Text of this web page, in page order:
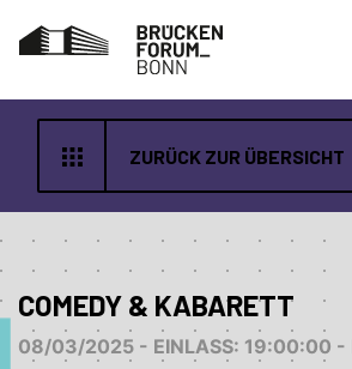
ZURÜCK ZUR ÜBERSICHT
COMEDY & KABARETT
08/03/2025 - EINLASS: 19:00:00 -